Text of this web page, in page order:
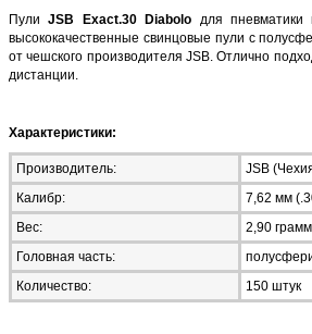
ПулиJSB Exact.30 Diabolo для пневматики
высококачественные свинцовые пули с
от чешского производителя JSB. Отлично
дистанции.
Характеристики:
Производитель:
JSB
Калибр:
7,62 мм
Вес:
2,90
Головная часть:
Количество:
150 штук